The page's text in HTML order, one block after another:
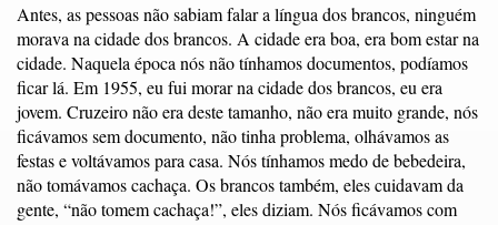
Antes, as pessoas não sabiam falar a língua dos brancos, ninguém
morava na cidade dos brancos. A cidade era boa, era bom estar na
cidade. Naquela época nós não tínhamos documentos, podíamos
ficar lá. Em 1955, eu fui morar na cidade dos brancos, eu era
jovem. Cruzeiro não era deste tamanho, não era muito grande, nós
ficávamos sem documento, não tinha problema, olhávamos as
festas e voltávamos para casa. Nós tínhamos medo de bebedeira,
não tomávamos cachaça. Os brancos também, eles cuidavam da
gente, “não tomem cachaça!”, eles diziam. Nós ficávamos com